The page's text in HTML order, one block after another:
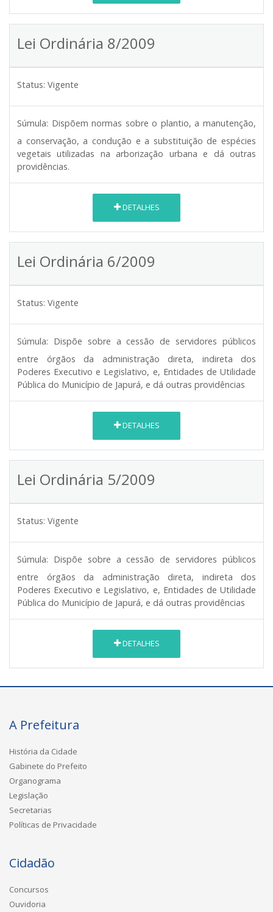
Lei Ordinária 8/2009
Status: Vigente
Súmula: Dispõem normas sobre o plantio, a manutenção,
a conservação, a condução e a substituição de espécies
vegetais utilizadas na arborização urbana e dá outras
providências.
DETALHES
Lei Ordinária 6/2009
Status: Vigente
Súmula: Dispõe sobre a cessão de servidores públicos
entre órgãos da administração direta, indireta dos
Poderes Executivo e Legislativo, e, Entidades de Utilidade
Pública do Município de Japurá, e dá outras providências
DETALHES
Lei Ordinária 5/2009
Status: Vigente
Súmula: Dispõe sobre a cessão de servidores públicos
entre órgãos da administração direta, indireta dos
Poderes Executivo e Legislativo, e, Entidades de Utilidade
Pública do Município de Japurá, e dá outras providências
DETALHES
A Prefeitura
História da Cidade
Gabinete do Prefeito
Organograma
Legislação
Secretarias
Políticas de Privacidade
Cidadão
Concursos
Ouvidoria